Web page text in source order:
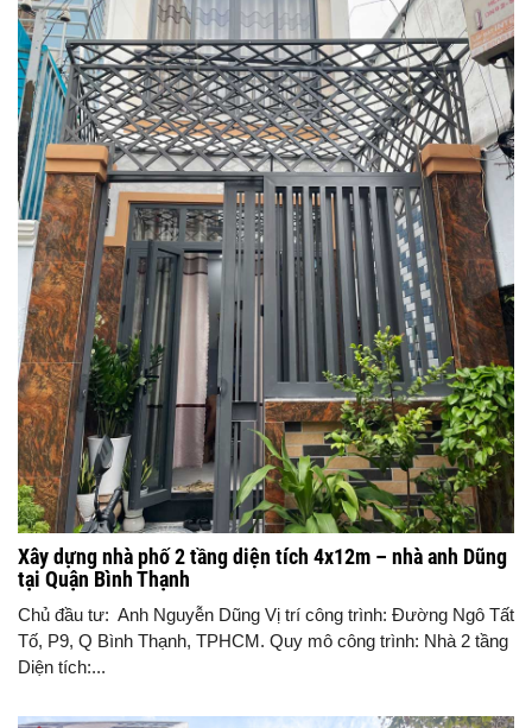
Xây dựng nhà phố 2 tầng diện tích 4x12m – nhà anh Dũng
tại Quận Bình Thạnh
Chủ đầu tư: Anh Nguyễn Dũng Vị trí công trình: Đường Ngô Tất
Tố, P9, Q Bình Thạnh, TPHCM. Quy mô công trình: Nhà 2 tầng
Diện tích:...